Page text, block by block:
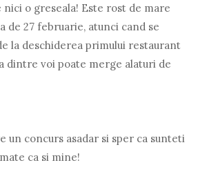
nici o greseala! Este rost de mare
de 27 februarie, atunci cand se
la deschiderea primului restaurant
dintre voi poate merge alaturi de
un concurs asadar si sper ca sunteti
ca si mine!